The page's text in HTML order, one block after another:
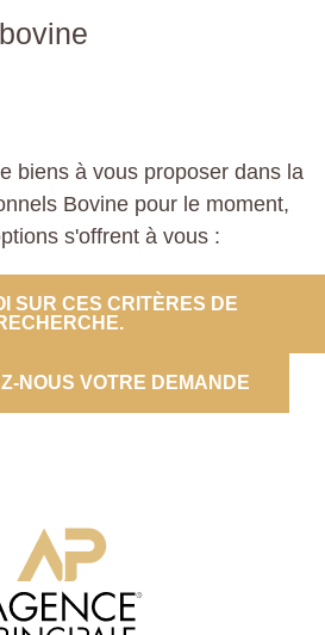
biens à vous proposer dans la
Bovine pour le moment,
s'offrent à vous :
SUR CES CRITÈRES DE
NOUS VOTRE DEMANDE